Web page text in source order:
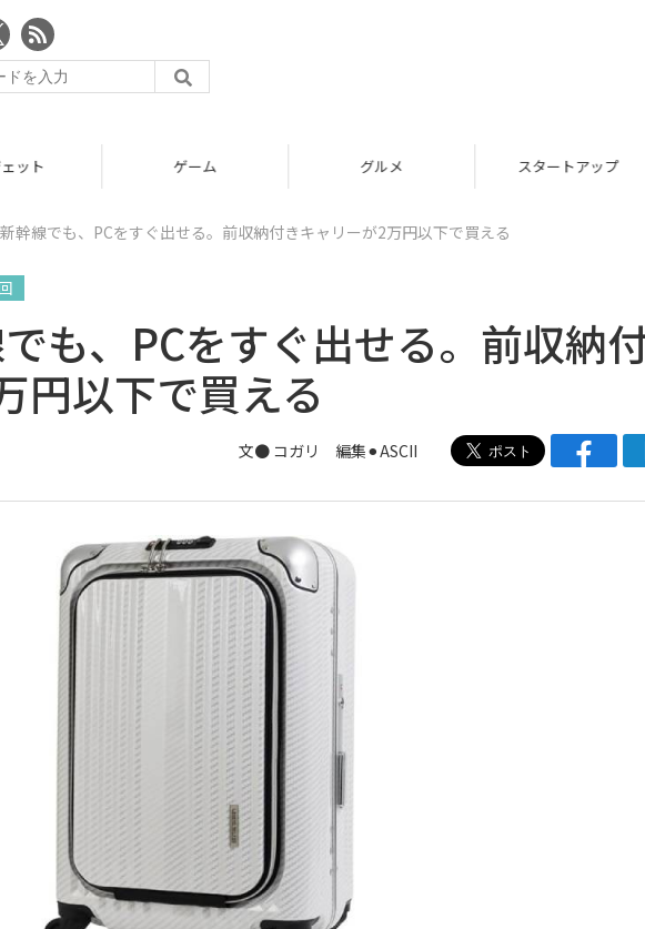
スタートアップ
幹線でも、PCをすぐ出せる。前収納付きキャリーが2万円以下で買える
も、PCをすぐ出せる。前収納
円以下で買える
文● コガリ 編集⚫︎ASCII